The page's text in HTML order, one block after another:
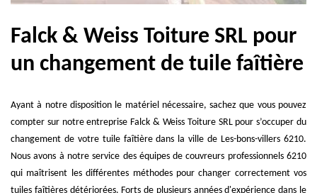
Falck & Weiss Toiture SRL pour
un changement de tuile faîtière
Ayant à notre disposition le matériel nécessaire, sachez que vous pouvez
compter sur notre entreprise Falck & Weiss Toiture SRL pour s’occuper du
changement de votre tuile faîtière dans la ville de Les-bons-villers 6210.
Nous avons à notre service des équipes de couvreurs professionnels 6210
qui maîtrisent les différentes méthodes pour changer correctement vos
tuiles faîtières détériorées. Forts de plusieurs années d'expérience dans le